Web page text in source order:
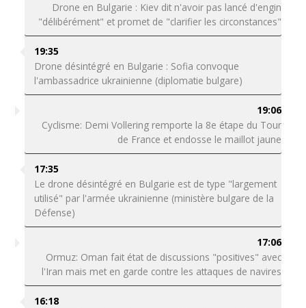
Drone en Bulgarie : Kiev dit n'avoir pas lancé d'engin
"délibérément" et promet de "clarifier les circonstances"
19:35
Drone désintégré en Bulgarie : Sofia convoque
l'ambassadrice ukrainienne (diplomatie bulgare)
19:06
Cyclisme: Demi Vollering remporte la 8e étape du Tour
de France et endosse le maillot jaune
17:35
Le drone désintégré en Bulgarie est de type "largement
utilisé" par l'armée ukrainienne (ministère bulgare de la
Défense)
17:06
Ormuz: Oman fait état de discussions "positives" avec
l'Iran mais met en garde contre les attaques de navires
16:18